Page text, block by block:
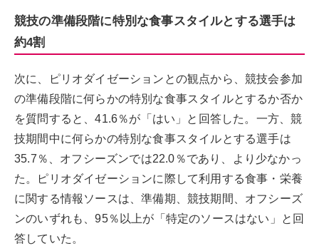
競技の準備段階に特別な食事スタイルとする選手は
約4割
次に、ピリオダイゼーションとの観点から、競技会参加
の準備段階に何らかの特別な食事スタイルとするか否か
を質問すると、41.6％が「はい」と回答した。一方、競
技期間中に何らかの特別な食事スタイルとする選手は
35.7％、オフシーズンでは22.0％であり、より少なかっ
た。ピリオダイゼーションに際して利用する食事・栄養
に関する情報ソースは、準備期、競技期間、オフシーズ
ンのいずれも、95％以上が「特定のソースはない」と回
答していた。